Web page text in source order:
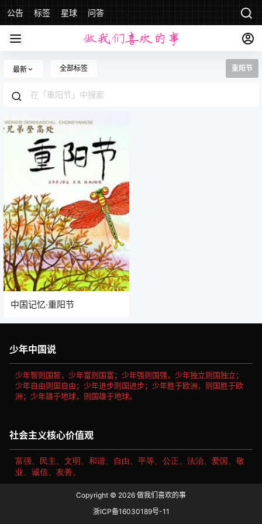
公告 标签 星球 问答
最新 全部标签 重阳节
中国记忆·重阳节
少年中国说
少年智则国智，少年富则国富；少年强则国强，少年独立则国独立；
少年自由则国自由；少年进步则国进步；少年胜于欧洲，则国胜于欧
洲；少年雄于地球，则国雄于地球。
社会主义核心价值观
富强、民主、文明、和谐、自由、平等、公正、法治、爱国、敬
业、诚信、友善。
Copyright © 2026 做我们喜欢的事
浙ICP备16030189号-11